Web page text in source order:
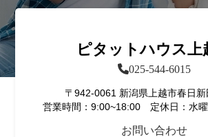
ピタットハウス上
025-544-6015
〒942-0061 新潟県上越市春日
営業時間：9:00~18:00 定休日：水曜
お問い合わせ